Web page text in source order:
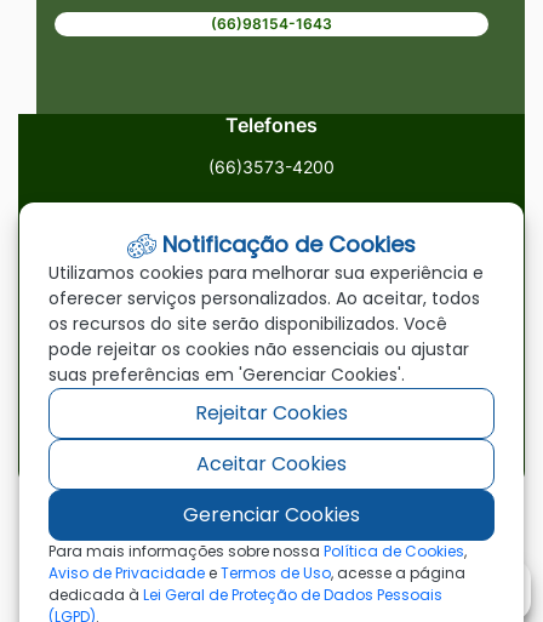
(66)98154-1643
Telefones
(66)3573-4200
ouvidoria@paranatinga.mt.gov.br
Localização
Av. Brasil, 1900, Centro, Paranatinga/MT, 78870-000
Redes Sociais
Acessar
a
Rede
Social
Facebook
Acessar
a
Rede
Social
Youtube
Acessar
a
Rede
Social
©2026 - Prefeitura Municipal de Paranatinga - MT
- Todos os direitos reservados
Notificação de Cookies
Utilizamos cookies para melhorar sua experiência e
oferecer serviços personalizados. Ao aceitar, todos
os recursos do site serão disponibilizados. Você
pode rejeitar os cookies não essenciais ou ajustar
suas preferências em 'Gerenciar Cookies'.
Rejeitar Cookies
Aceitar Cookies
Gerenciar Cookies
Para mais informações sobre nossa Política de Cookies,
Aviso de PrivacidadeeTermos de Uso, acesse a página
dedicada à Lei Geral de Proteção de Dados Pessoais
(LGPD).